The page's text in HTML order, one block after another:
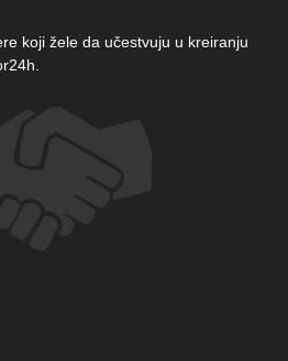
koji žele da učestvuju u kreiranju